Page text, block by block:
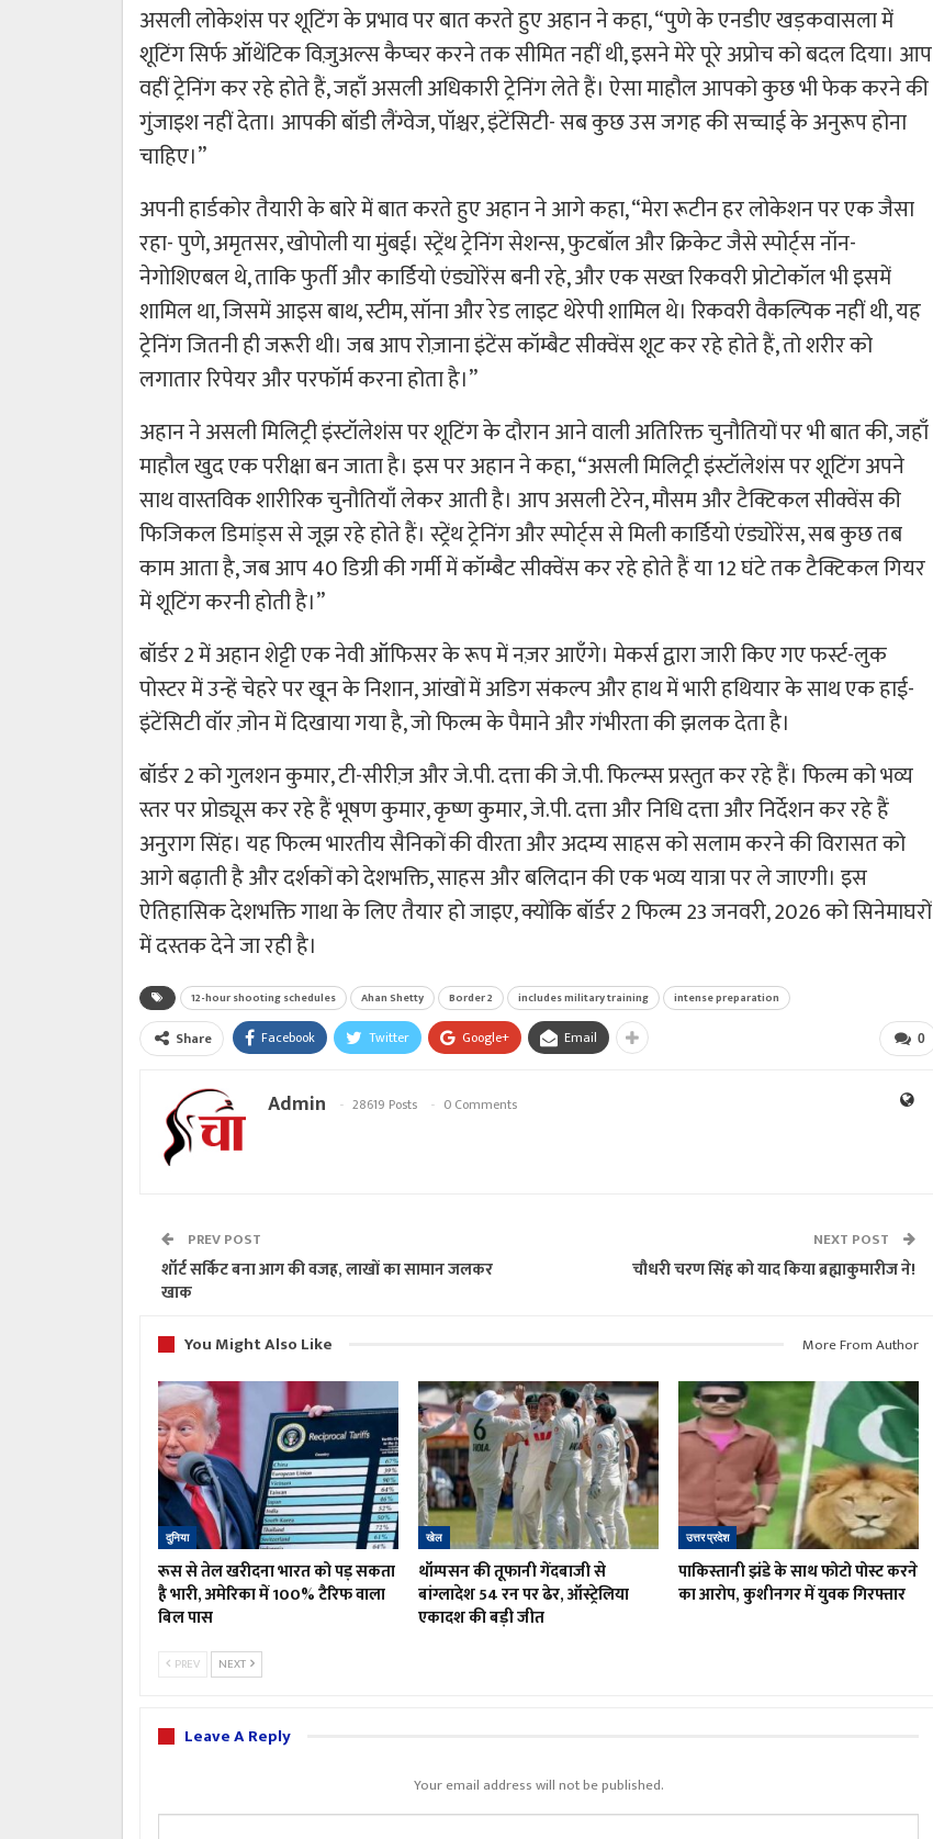
असली लोकेशंस पर शूटिंग के प्रभाव पर बात करते हुए अहान ने कहा, “पुणे के एनडीए खड़कवासला में
शूटिंग सिर्फ ऑथेंटिक विज़ुअल्स कैप्चर करने तक सीमित नहीं थी, इसने मेरे पूरे अप्रोच को बदल दिया। आप
वहीं ट्रेनिंग कर रहे होते हैं, जहाँ असली अधिकारी ट्रेनिंग लेते हैं। ऐसा माहौल आपको कुछ भी फेक करने की
गुंजाइश नहीं देता। आपकी बॉडी लैंग्वेज, पॉश्चर, इंटेंसिटी- सब कुछ उस जगह की सच्चाई के अनुरूप होना
चाहिए।”
अपनी हार्डकोर तैयारी के बारे में बात करते हुए अहान ने आगे कहा, “मेरा रूटीन हर लोकेशन पर एक जैसा
रहा- पुणे, अमृतसर, खोपोली या मुंबई। स्ट्रेंथ ट्रेनिंग सेशन्स, फुटबॉल और क्रिकेट जैसे स्पोर्ट्स नॉन-
नेगोशिएबल थे, ताकि फुर्ती और कार्डियो एंड्योरेंस बनी रहे, और एक सख्त रिकवरी प्रोटोकॉल भी इसमें
शामिल था, जिसमें आइस बाथ, स्टीम, सॉना और रेड लाइट थेरेपी शामिल थे। रिकवरी वैकल्पिक नहीं थी, यह
ट्रेनिंग जितनी ही जरूरी थी। जब आप रोज़ाना इंटेंस कॉम्बैट सीक्वेंस शूट कर रहे होते हैं, तो शरीर को
लगातार रिपेयर और परफॉर्म करना होता है।”
अहान ने असली मिलिट्री इंस्टॉलेशंस पर शूटिंग के दौरान आने वाली अतिरिक्त चुनौतियों पर भी बात की, जहाँ
माहौल खुद एक परीक्षा बन जाता है। इस पर अहान ने कहा, “असली मिलिट्री इंस्टॉलेशंस पर शूटिंग अपने
साथ वास्तविक शारीरिक चुनौतियाँ लेकर आती है। आप असली टेरेन, मौसम और टैक्टिकल सीक्वेंस की
फिजिकल डिमांड्स से जूझ रहे होते हैं। स्ट्रेंथ ट्रेनिंग और स्पोर्ट्स से मिली कार्डियो एंड्योरेंस, सब कुछ तब
काम आता है, जब आप 40 डिग्री की गर्मी में कॉम्बैट सीक्वेंस कर रहे होते हैं या 12 घंटे तक टैक्टिकल गियर
में शूटिंग करनी होती है।”
बॉर्डर 2 में अहान शेट्टी एक नेवी ऑफिसर के रूप में नज़र आएँगे। मेकर्स द्वारा जारी किए गए फर्स्ट-लुक
पोस्टर में उन्हें चेहरे पर खून के निशान, आंखों में अडिग संकल्प और हाथ में भारी हथियार के साथ एक हाई-
इंटेंसिटी वॉर ज़ोन में दिखाया गया है, जो फिल्म के पैमाने और गंभीरता की झलक देता है।
बॉर्डर 2 को गुलशन कुमार, टी-सीरीज़ और जे.पी. दत्ता की जे.पी. फिल्म्स प्रस्तुत कर रहे हैं। फिल्म को भव्य
स्तर पर प्रोड्यूस कर रहे हैं भूषण कुमार, कृष्ण कुमार, जे.पी. दत्ता और निधि दत्ता और निर्देशन कर रहे हैं
अनुराग सिंह। यह फिल्म भारतीय सैनिकों की वीरता और अदम्य साहस को सलाम करने की विरासत को
आगे बढ़ाती है और दर्शकों को देशभक्ति, साहस और बलिदान की एक भव्य यात्रा पर ले जाएगी। इस
ऐतिहासिक देशभक्ति गाथा के लिए तैयार हो जाइए, क्योंकि बॉर्डर 2 फिल्म 23 जनवरी, 2026 को सिनेमाघरों
में दस्तक देने जा रही है।
12-hour shooting schedules Ahan Shetty Border 2 includes military training intense preparation
0
Share Facebook Twitter Google+ Email
Admin 28619 Posts 0 Comments
PREV POST
शॉर्ट सर्किट बना आग की वजह, लाखों का सामान जलकर
खाक
NEXT POST
चौधरी चरण सिंह को याद किया ब्रह्माकुमारीज ने!
You Might Also Like More From Author
दुनिया
रूस से तेल खरीदना भारत को पड़ सकता
है भारी, अमेरिका में 100% टैरिफ वाला
बिल पास
खेल
थॉम्पसन की तूफानी गेंदबाजी से
बांग्लादेश 54 रन पर ढेर, ऑस्ट्रेलिया
एकादश की बड़ी जीत
उत्तर प्रदेश
पाकिस्तानी झंडे के साथ फोटो पोस्ट करने
का आरोप, कुशीनगर में युवक गिरफ्तार
PREV NEXT
Leave A Reply
Your email address will not be published.